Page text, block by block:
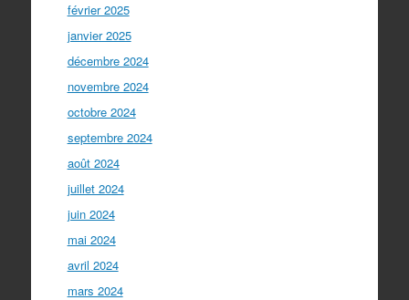
février 2025
janvier 2025
décembre 2024
novembre 2024
octobre 2024
septembre 2024
août 2024
juillet 2024
juin 2024
mai 2024
avril 2024
mars 2024